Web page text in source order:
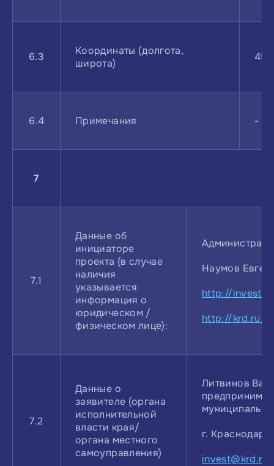
6.3
Координаты (долгота,
широта)
6.4 Примечания -
7
7.1
Данные об
инициаторе
проекта (в случае
наличия
указывается
информация о
юридическом /
физическом лице):
Наумов
http://
http://krd.ru/
7.2
Данные о
заявителе (органа
исполнительной
власти края/
органа местного
самоуправления)
Литвинов
г. Краснодар,
invest@krd.ru